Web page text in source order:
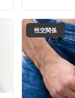
性交関係